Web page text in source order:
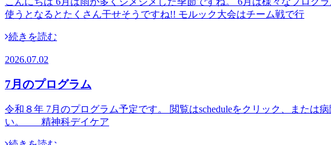
使うとなるとたくさん干せそうですね!! モルック大会はチーム戦で行
続きを読む
2026.07.02
7月のプログラム
令和８年 7月のプログラム予定です。 閲覧はscheduleをクリック、また
い。 精神科デイケア